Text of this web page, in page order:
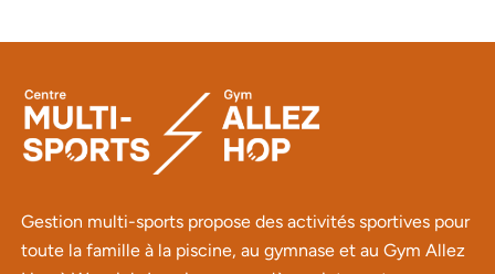
Gestion multi-sports propose des activités sportives pour
toute la famille à la piscine, au gymnase et au Gym Allez